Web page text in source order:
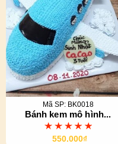
Mã SP: BK0018
Bánh kem mô hình...
550.000₫